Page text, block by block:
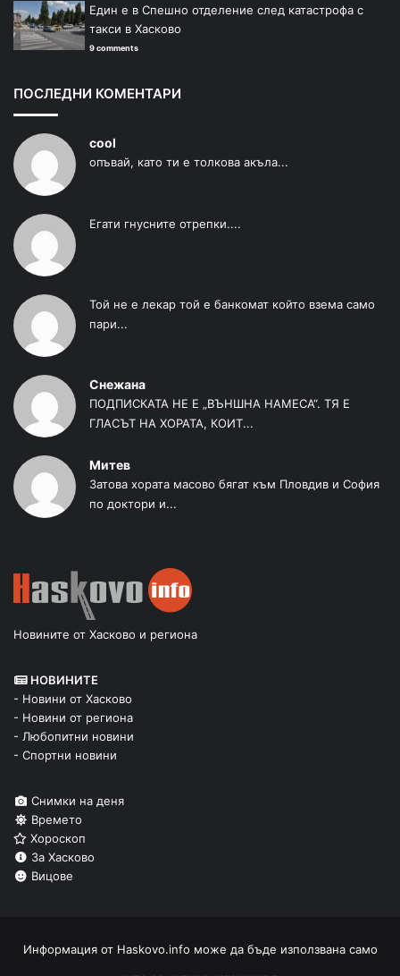
Един е в Спешно отделение след катастрофа с
такси в Хасково
9 comments
ПОСЛЕДНИ КОМЕНТАРИ
cool
опъвай, като ти е толкова акъла...
Егати гнусните отрепки....
Той не е лекар той е банкомат който взема само
пари...
Снежана
ПОДПИСКАТА НЕ Е „ВЪНШНА НАМЕСА“. ТЯ Е
ГЛАСЪТ НА ХОРАТА, КОИТ...
Митев
Затова хората масово бягат към Пловдив и София
по доктори и...
Новините от Хасково и региона
НОВИНИТЕ
- Новини от Хасково
- Новини от региона
- Любопитни новини
- Спортни новини
Снимки на деня
Времето
Хороскоп
За Хасково
Вицове
Информация от Haskovo.info може да бъде използвана само